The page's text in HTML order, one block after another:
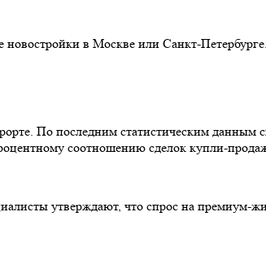
в Москве или Санкт-
По последним статистическим данным
соотношению сделок купли-
утверждают, что спрос на премиум-